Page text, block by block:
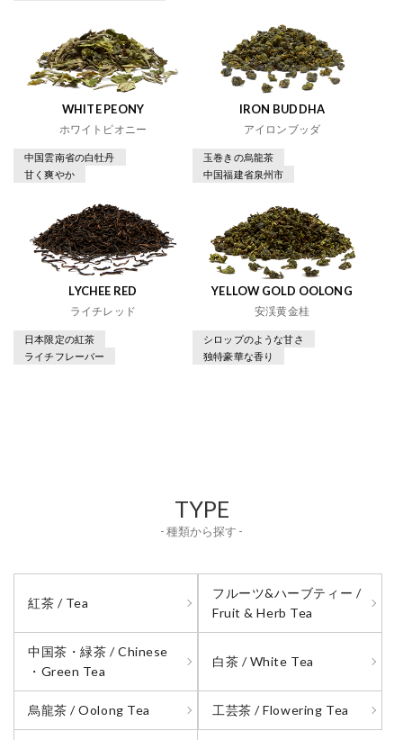
WHITE PEONY
ホワイトピオニー
中国雲南省の白牡丹
甘く爽やか
IRON BUDDHA
アイロンブッダ
玉巻きの烏龍茶
中国福建省泉州市
LYCHEE RED
ライチレッド
日本限定の紅茶
ライチフレーバー
YELLOW GOLD OOLONG
安渓黄金桂
シロップのような甘さ
独特豪華な香り
TYPE
- 種類から探す -
紅茶 / Tea
フルーツ&ハーブティー /
Fruit & Herb Tea
中国茶・緑茶 / Chinese
・Green Tea
白茶 / White Tea
烏龍茶 / Oolong Tea 工芸茶 / Flowering Tea